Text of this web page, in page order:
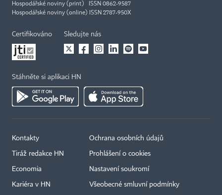
Hospodářské noviny (print) ISSN 0862-9587
Hospodářské noviny (online) ISSN 2787-950X
Certifikováno Sledujte nás
Stáhněte si aplikaci HN
Kontakty
Tiráž redakce HN
Economia
Kariéra v HN
Ochrana osobních údajů
Prohlášení o cookies
Nastavení soukromí
Všeobecné smluvní podmínky